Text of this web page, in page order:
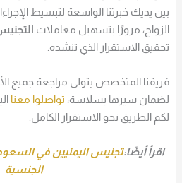
بين يديك خبرتنا الواسعة لتبسيط
الزواج، مرورًا بتسهيل معاملات
تحقيق الاستقرار الذي تنشده.
فريقنا المتخصص يتولى مراجعة جميع
لضمان سيرها بسلاسة، تواصلوا معنا
لكم الطريق نحو الاستقرار الكامل.
اقرأ أيضًا:تجنيس اليمنيين في
الجنسية